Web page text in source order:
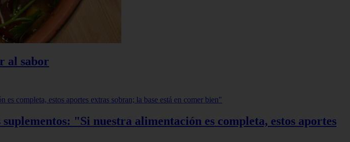
al sabor
"Si nuestra alimentación es completa, estos aportes